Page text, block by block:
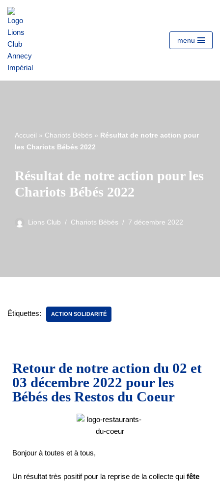
Aller
menu
Accueil » Chariots Bébés » Résultat de notre action pour
les Chariots Bébés 2022
Résultat de notre action pour les
Chariots Bébés 2022
Lions Club Chariots Bébés 7 décembre 2022
Étiquettes: ACTION SOLIDARITÉ
Retour de notre action du 02 et
03 décembre 2022 pour les
Bébés des Restos du Coeur
Bonjour à toutes et à tous,
Un résultat très positif pour la reprise de la collecte qui fête